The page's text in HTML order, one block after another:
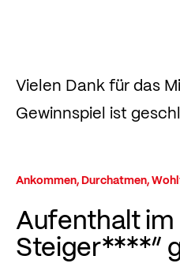
Vielen Dank für das
Gewinnspiel ist
Ankommen, Durchatmen,
Aufenthalt
Steiger****”